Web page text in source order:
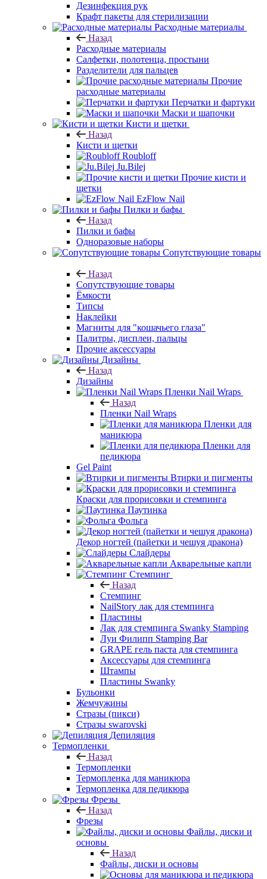
Дезинфекция рук
Крафт пакеты для стерилизации
Расходные материалы
Назад
Расходные материалы
Салфетки, полотенца, простыни
Разделители для пальцев
Прочие
расходные материалы
Перчатки и фартуки
Маски и шапочки
Кисти и щетки
Назад
Кисти и щетки
Roubloff
Ju.Bilej
Прочие кисти и
щетки
EzFlow Nail
Пилки и бафы
Назад
Пилки и бафы
Одноразовые наборы
Сопутствующие товары
Назад
Сопутствующие товары
Ёмкости
Типсы
Наклейки
Магниты для "кошачьего глаза"
Палитры, дисплеи, пальцы
Прочие аксессуары
Дизайны
Назад
Дизайны
Пленки Nail Wraps
Назад
Пленки Nail Wraps
Пленки для
маникюра
Пленки для
педикюра
Gel Paint
Втирки и пигменты
Краски для прорисовки и стемпинга
Паутинка
Фольга
Декор ногтей (пайетки и чешуя дракона)
Слайдеры
Акварельные капли
Стемпинг
Назад
Стемпинг
NailStory лак для стемпинга
Пластины
Лак для стемпинга Swanky Stamping
Луи Филипп Stamping Bar
GRAPE гель паста для стемпинга
Аксессуары для стемпинга
Штампы
Пластины Swanky
Бульонки
Жемчужины
Стразы (пикси)
Cтразы swarovski
Депиляция
Термопленки
Назад
Термопленки
Термопленка для маникюра
Термопленка для педикюра
Фрезы
Назад
Фрезы
Файлы, диски и
основы
Назад
Файлы, диски и основы